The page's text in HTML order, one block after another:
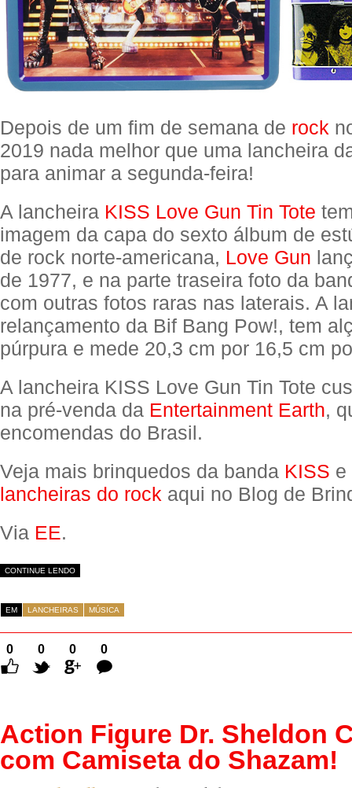
Depois de um fim de semana de rock
2019 nada melhor que uma lancheira
para animar a segunda-feira!
A lancheira KISS Love Gun Tin Tote
imagem da capa do sexto álbum de
de rock norte-americana, Love Gun
de 1977, e na parte traseira foto da
com outras fotos raras nas laterais. A
relançamento da Bif Bang Pow!, tem
púrpura e mede 20,3 cm por 16,5 cm
A lancheira KISS Love Gun Tin Tote
na pré-venda da Entertainment Earth,
encomendas do Brasil.
Veja mais brinquedos da banda KISS e
lancheiras do rock aqui no Blog de
Via EE.
CONTINUE LENDO
EM LANCHEIRAS MÚSICA
0 0 0
0
Comentários
Action Figure Dr. Sheldon
com Camiseta do Shazam!